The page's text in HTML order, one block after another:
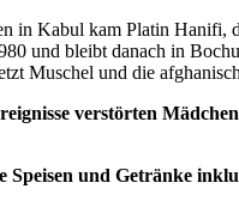
in Kabul kam Platin Hanifi,
und bleibt danach in
Muschel und die
verstörten
Speisen und Getränke